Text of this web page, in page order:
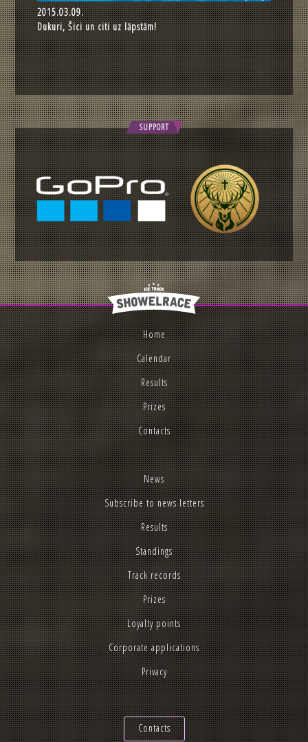
2015.03.09.
Dukuri, Šici un citi uz lāpstām!
SUPPORT
Home
Calendar
Results
Prizes
Contacts
News
Subscribe to news letters
Results
Standings
Track records
Prizes
Loyalty points
Corporate applications
Privacy
Contacts